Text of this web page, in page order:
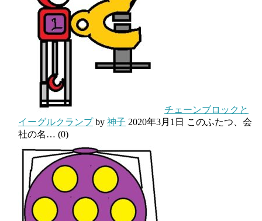
チェーンブロックと
イーグルクランプby 神子 2020年3月1日 このふたつ、会
社の名… (0)